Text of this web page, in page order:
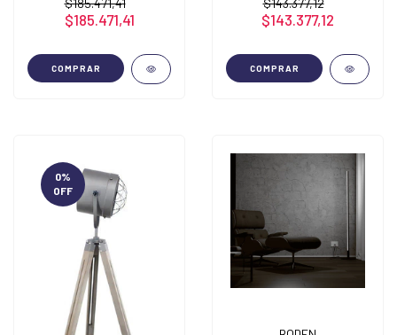
$185.471,41
$185.471,41
COMPRAR
$143.377,12
$143.377,12
COMPRAR
0%
OFF